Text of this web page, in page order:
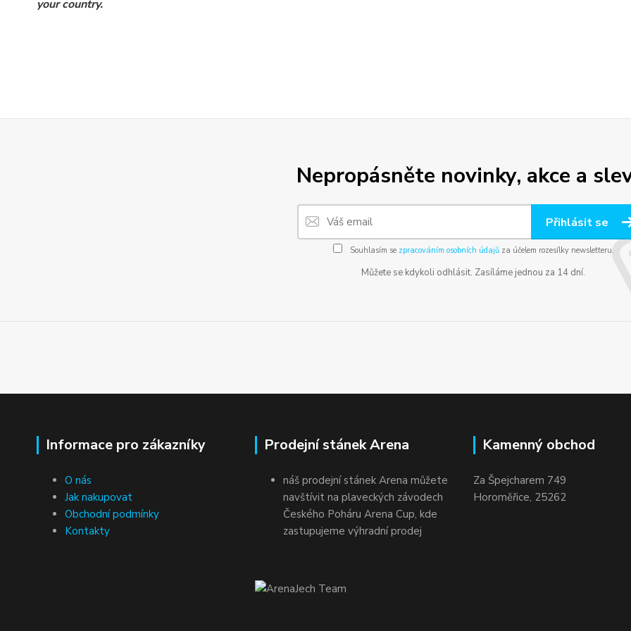
your country.
Nepropásněte novinky, akce a
Přihlásit se
Souhlasím se zpracováním osobních údajůza účelem rozesílky newsletteru.
Můžete se kdykoli odhlásit. Zasíláme jednou za 14 dní.
Informace pro zákazníky
O nás
Jak nakupovat
Obchodní podmínky
Kontakty
Prodejní stánek Arena
náš prodejní stánek Arena můžete
navštívit na plaveckých závodech
Českého Poháru Arena Cup, kde
zastupujeme výhradní prodej
Kamenný obchod
Za Špejcharem 749
Horoměřice, 25262